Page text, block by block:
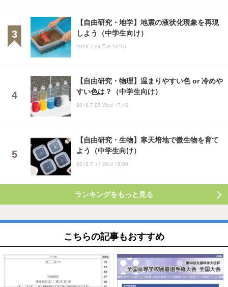
【自由研究・地学】地震の液状化現象を再現
しよう（中学生向け）
2018.7.24 Tue 10:15
【自由研究・物理】温まりやすい色 or 冷めや
すい色は？（中学生向け）
2018.7.25 Wed 17:15
【自由研究・生物】寒天培地で微生物を育て
よう（中学生向け）
2018.7.11 Wed 15:00
ランキングをもっと見る
こちらの記事もおすすめ